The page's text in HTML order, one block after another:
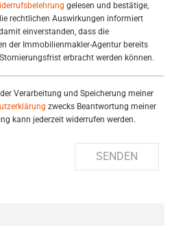
gelesen und bestätige,
rechtlichen Auswirkungen informiert
einverstanden, dass die
der Immobilienmakler-Agentur bereits
erbracht werden können.
Verarbeitung und Speicherung meiner
zwecks Beantwortung meiner
kann jederzeit widerrufen werden.
SENDEN